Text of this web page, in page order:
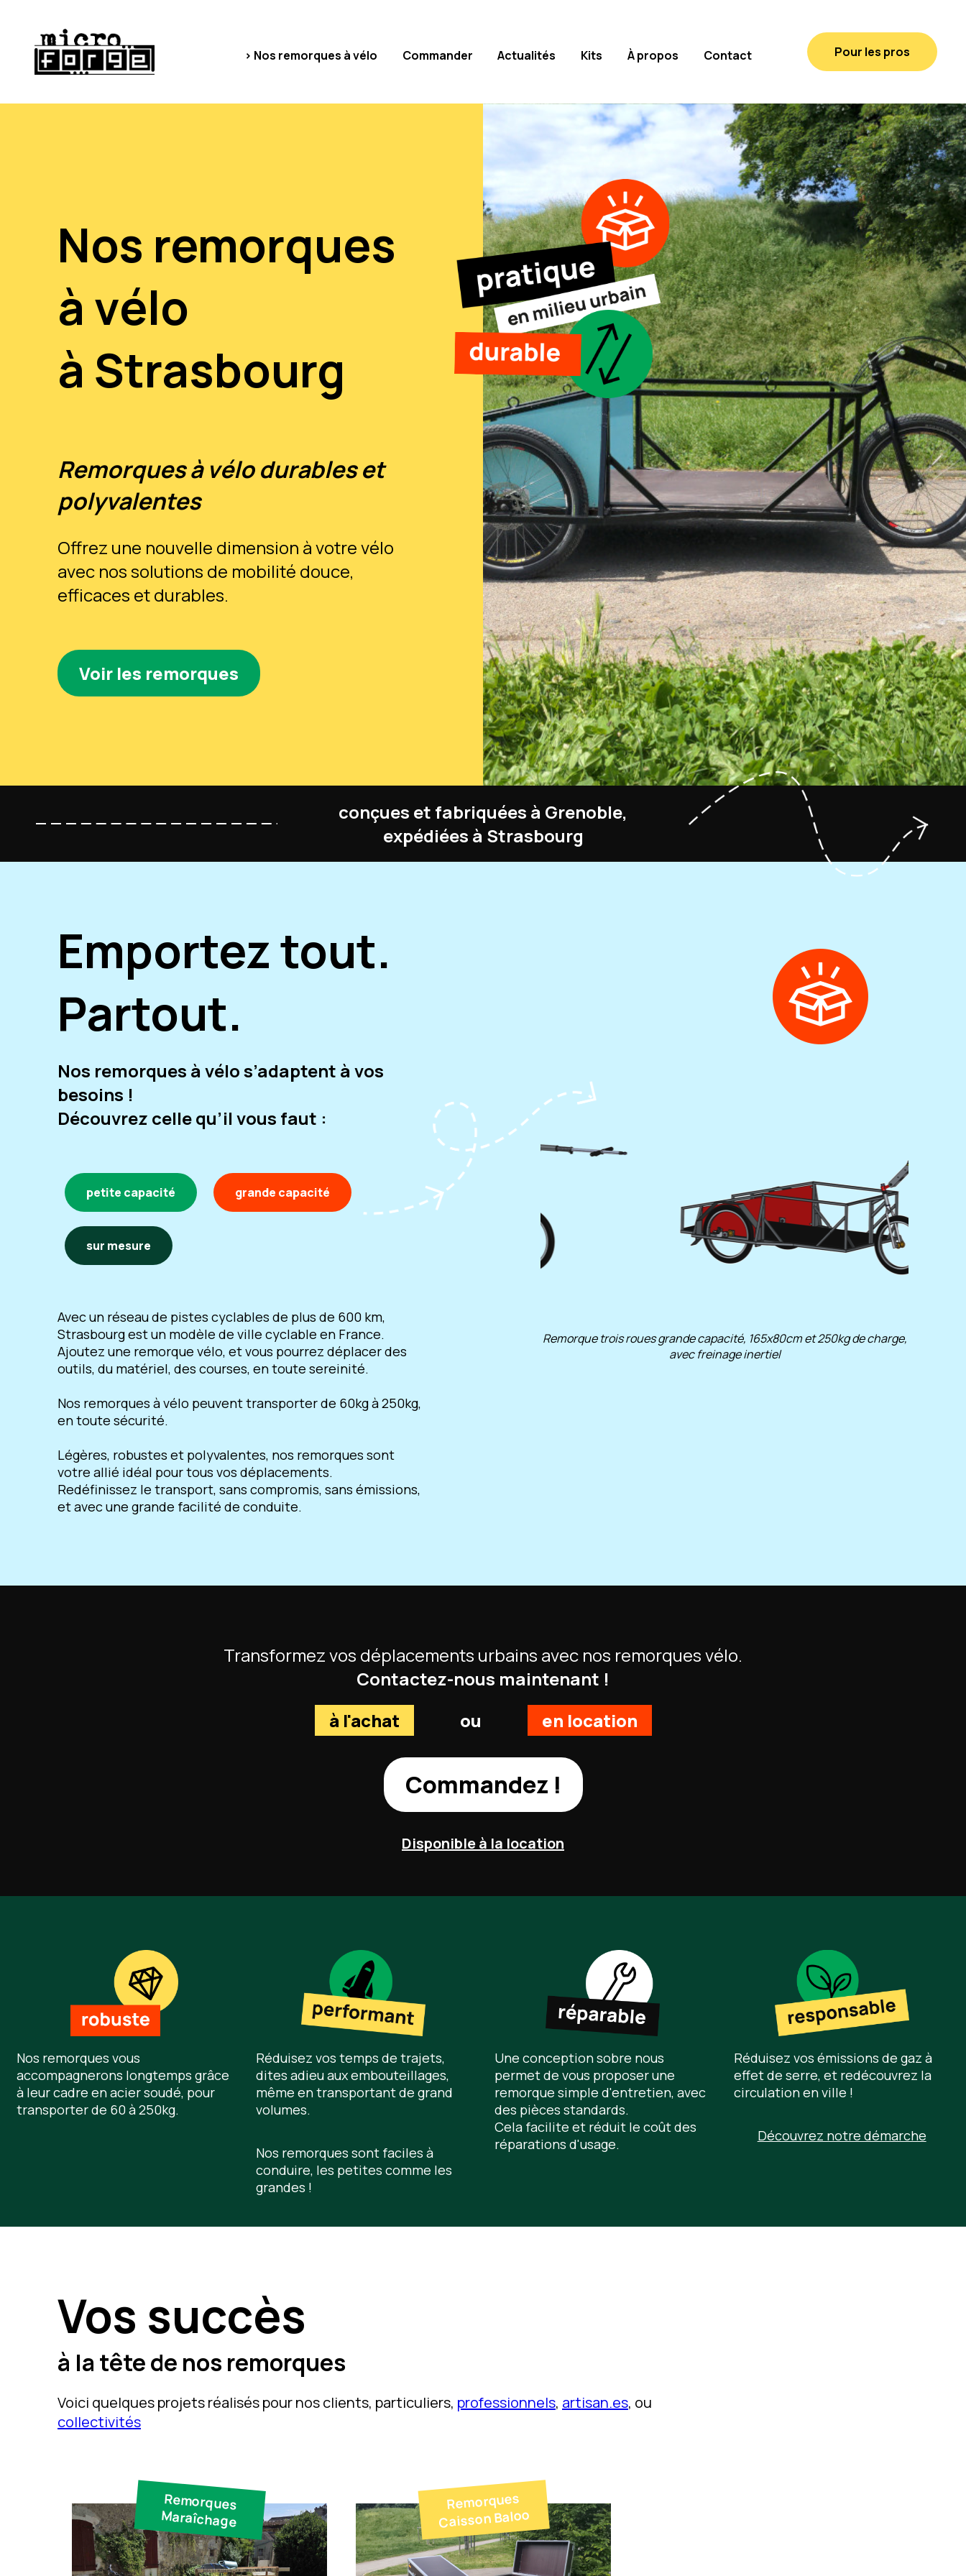
> Nos remorques à vélo Commander Actualités Kits À propos Contact Pour les pros
Nos remorques
à vélo
à Strasbourg
Remorques à vélo durables et
polyvalentes
Offrez une nouvelle dimension à votre vélo
avec nos solutions de mobilité douce,
efficaces et durables.
Voir les remorques
conçues et fabriquées à Grenoble,
expédiées à Strasbourg
Emportez tout.
Partout.
Nos remorques à vélo s’adaptent à vos
besoins !
Découvrez celle qu’il vous faut :
petite capacité grande capacité
sur mesure
Avec un réseau de pistes cyclables de plus de 600 km,
Strasbourg est un modèle de ville cyclable en France.
Ajoutez une remorque vélo, et vous pourrez déplacer des
outils, du matériel, des courses, en toute sereinité.
Nos remorques à vélo peuvent transporter de 60kg à 250kg,
en toute sécurité.
Légères, robustes et polyvalentes, nos remorques sont
votre allié idéal pour tous vos déplacements.
Redéfinissez le transport, sans compromis, sans émissions,
et avec une grande facilité de conduite.
Remorque trois roues grande capacité, 165x80cm et 250kg de charge,
avec freinage inertiel
Transformez vos déplacements urbains avec nos remorques vélo.
Contactez-nous maintenant !
à l'achat
ou en location
Commandez !
Disponible à la location
Nos remorques vous
accompagnerons longtemps grâce
à leur cadre en acier soudé, pour
transporter de 60 à 250kg.
Réduisez vos temps de trajets,
dites adieu aux embouteillages,
même en transportant de grand
volumes.
Nos remorques sont faciles à
conduire, les petites comme les
grandes !
Une conception sobre nous
permet de vous proposer une
remorque simple d'entretien, avec
des pièces standards.
Cela facilite et réduit le coût des
réparations d'usage.
Réduisez vos émissions de gaz à
effet de serre, et redécouvrez la
circulation en ville !
Découvrez notre démarche
Vos succès
à la tête de nos remorques
Voici quelques projets réalisés pour nos clients, particuliers, professionnels, artisan.es, ou
collectivités
Remorques
Maraîchage
Remorques
Caisson Baloo